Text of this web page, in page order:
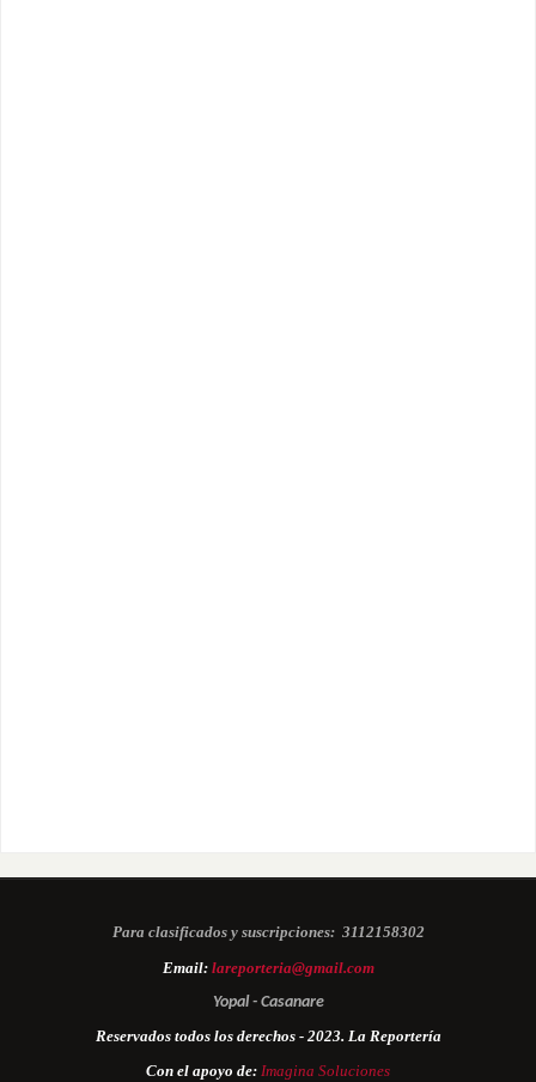
Para clasificados y suscripciones: 3112158302
Email: lareporteria@gmail.com
Yopal - Casanare
Reservados todos los derechos - 2023. La Reportería
Con el apoyo de: Imagina Soluciones